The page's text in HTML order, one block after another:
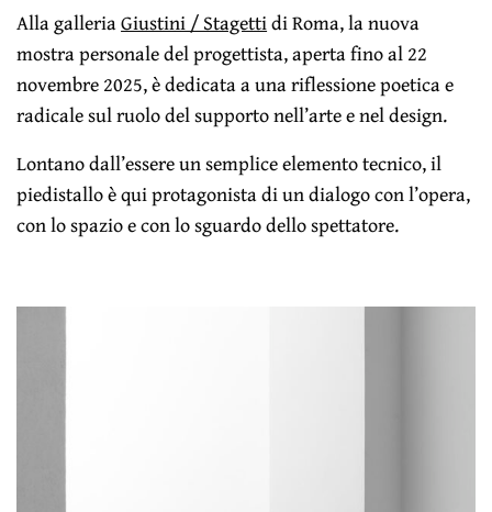
Alla galleriaGiustini / Stagettidi Roma, la nuova
mostra personale del progettista, aperta fino al 22
novembre 2025, è dedicata a una riflessione poetica e
radicale sul ruolo del supporto nell’arte e nel design.
Lontano dall’essere un semplice elemento tecnico, il
piedistallo è qui protagonista di un dialogo con l’opera,
con lo spazio e con lo sguardo dello spettatore.